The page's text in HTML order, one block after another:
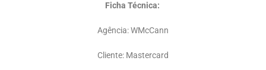
Ficha Técnica:
Agência: WMcCann
Cliente: Mastercard